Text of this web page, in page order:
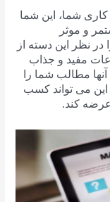
شما، این شما
و موثر
نظر این دسته از
مفید و جذاب
مطالب شما را
این می تواند کسب
کند.